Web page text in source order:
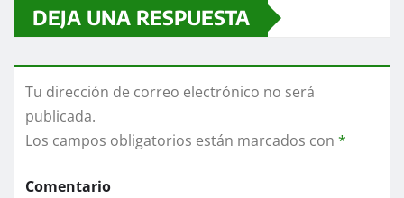
DEJA UNA RESPUESTA
Tu dirección de correo electrónico no será
publicada.
Los campos obligatorios están marcados con *
Comentario